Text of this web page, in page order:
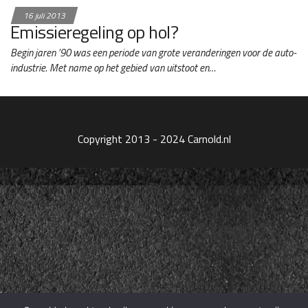
16 juli 2013
Emissieregeling op hol?
Begin jaren ’90 was een periode van grote veranderingen voor de auto-
industrie. Met name op het gebied van uitstoot en…
Copyright 2013 - 2024 Carnold.nl